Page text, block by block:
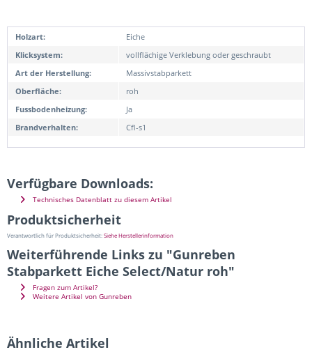
Holzart:
Eiche
Klicksystem:
vollflächige Verklebung oder geschraubt
Art der Herstellung:
Massivstabparkett
Oberfläche:
roh
Fussbodenheizung:
Ja
Brandverhalten:
Cfl-s1
Verfügbare Downloads:
Technisches Datenblatt zu diesem Artikel
Produktsicherheit
Verantwortlich für Produktsicherheit:Siehe Herstellerinformation
Weiterführende Links zu "Gunreben
Stabparkett Eiche Select/Natur roh"
Fragen zum Artikel?
Weitere Artikel von Gunreben
Ähnliche Artikel